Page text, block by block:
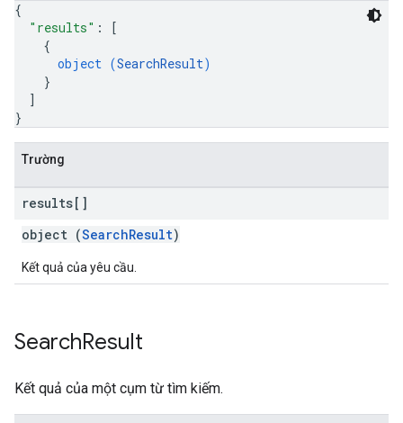
{
"results" :
[
{
object (SearchResult)
}
]
}
Trường
results[]
object (SearchResult)
Kết quả của yêu cầu.
SearchResult
Kết quả của một cụm từ tìm kiếm.